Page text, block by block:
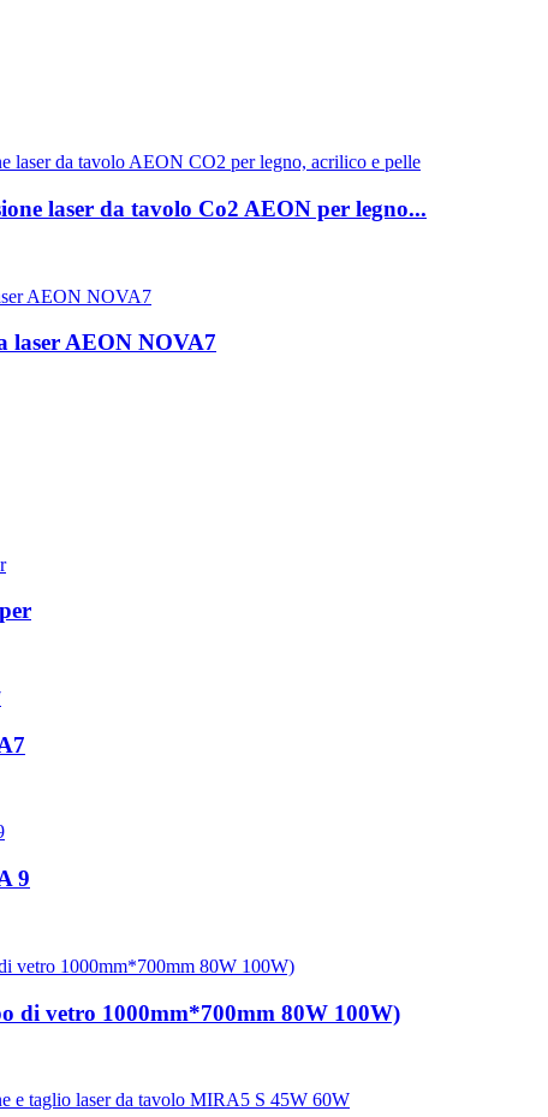
laser da tavolo Co2 AEON per legno...
laser AEON NOVA7
9
di vetro 1000mm*700mm 80W 100W)